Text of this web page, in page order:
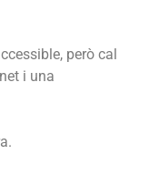
però cal
i una